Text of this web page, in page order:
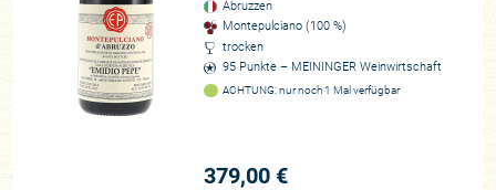
Abruzzen
Montepulciano (100 %)
trocken
95 Punkte – MEININGER Weinwirtschaft
ACHTUNG: nur noch 1 Mal verfügbar
379,00 €